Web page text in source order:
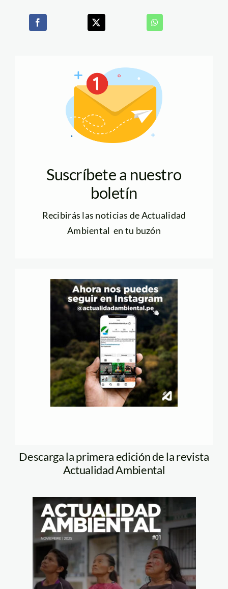
Suscríbete a nuestro
boletín
Recibirás las noticias de Actualidad
Ambiental en tu buzón
Descarga la primera edición de la revista
Actualidad Ambiental